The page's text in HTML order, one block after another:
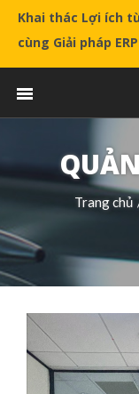
Khai thác Lợi ích
cùng Giải pháp
Trang chủ